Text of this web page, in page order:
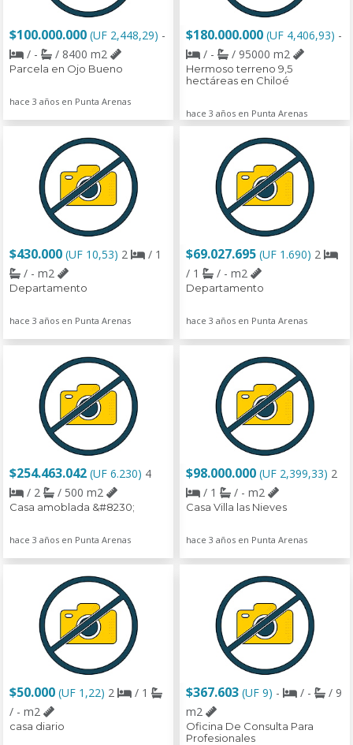
$100.000.000 (UF 2,448,29) -
/ -
/ 8400 m2
Parcela en Ojo Bueno
hace 3 años en Punta Arenas
$180.000.000 (UF 4,406,93) -
/ -
/ 95000 m2
Hermoso terreno 9,5
hectáreas en Chiloé
hace 3 años en Punta Arenas
$430.000 (UF 10,53) 2
/ 1
/ - m2
Departamento
hace 3 años en Punta Arenas
$69.027.695 (UF 1.690) 2
/ 1
/ - m2
Departamento
hace 3 años en Punta Arenas
$254.463.042 (UF 6.230) 4
/ 2
/ 500 m2
Casa amoblada &#8230;
hace 3 años en Punta Arenas
$98.000.000 (UF 2,399,33) 2
/ 1
/ - m2
Casa Villa las Nieves
hace 3 años en Punta Arenas
$50.000 (UF 1,22) 2
/ 1
/ - m2
casa diario
$367.603 (UF 9) - / -
/ 9
m2
Oficina De Consulta Para
Profesionales